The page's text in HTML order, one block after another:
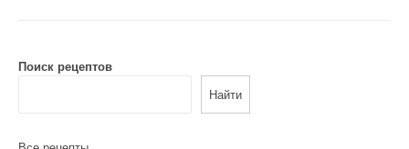
Поиск рецептов
Найти